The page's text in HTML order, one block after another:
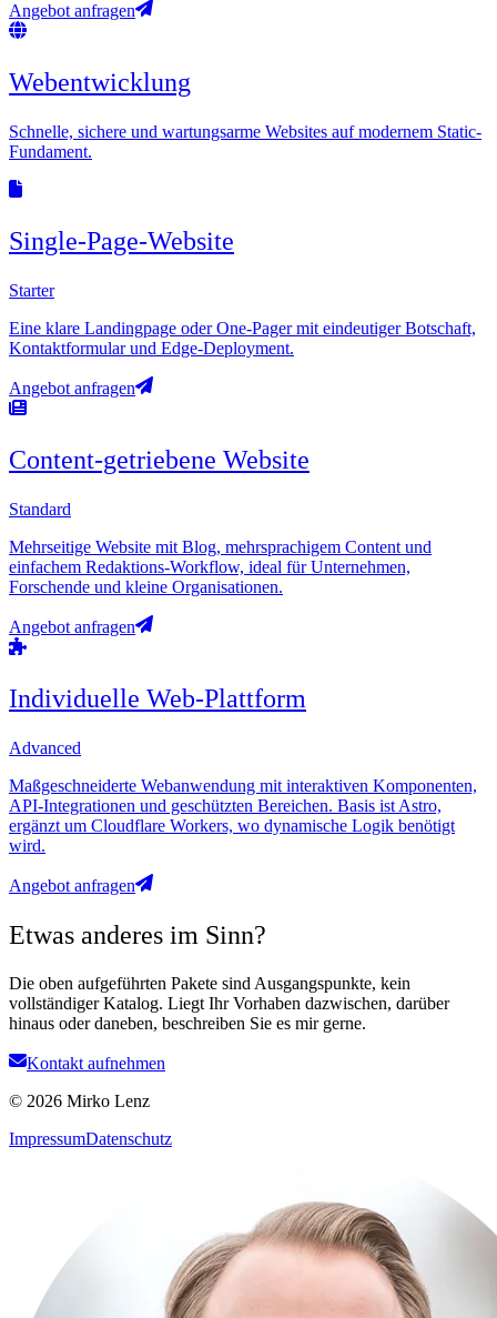
Angebot anfragen
Webentwicklung
Schnelle, sichere und wartungsarme Websites auf modernem Static-
Fundament.
Single-Page-Website
Starter
Eine klare Landingpage oder One-Pager mit eindeutiger Botschaft,
Kontaktformular und Edge-Deployment.
Angebot anfragen
Content-getriebene Website
Standard
Mehrseitige Website mit Blog, mehrsprachigem Content und
einfachem Redaktions-Workflow, ideal für Unternehmen,
Forschende und kleine Organisationen.
Angebot anfragen
Individuelle Web-Plattform
Advanced
Maßgeschneiderte Webanwendung mit interaktiven Komponenten,
API-Integrationen und geschützten Bereichen. Basis ist Astro,
ergänzt um Cloudflare Workers, wo dynamische Logik benötigt
wird.
Angebot anfragen
Etwas anderes im Sinn?
Die oben aufgeführten Pakete sind Ausgangspunkte, kein
vollständiger Katalog. Liegt Ihr Vorhaben dazwischen, darüber
hinaus oder daneben, beschreiben Sie es mir gerne.
Kontakt aufnehmen
© 2026 Mirko Lenz
ImpressumDatenschutz